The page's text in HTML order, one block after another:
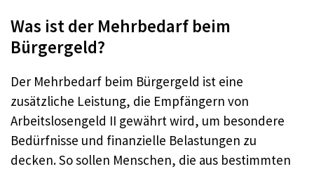
Was ist der Mehrbedarf beim
Bürgergeld?
Der Mehrbedarf beim Bürgergeld ist eine
zusätzliche Leistung, die Empfängern von
Arbeitslosengeld II gewährt wird, um besondere
Bedürfnisse und finanzielle Belastungen zu
decken. So sollen Menschen, die aus bestimmten